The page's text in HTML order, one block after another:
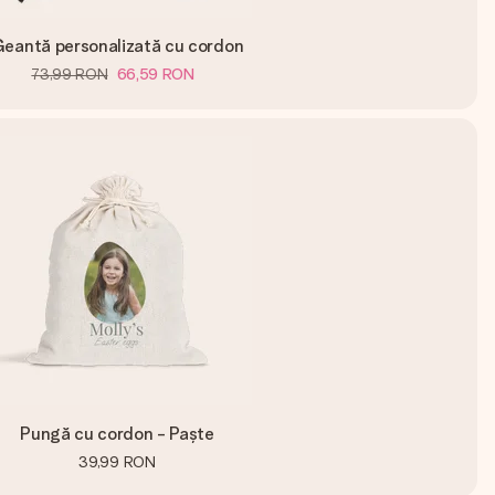
personalizată cu cordon
73,99 RON 66,59 RON
Pungă cu cordon - Paște
39,99 RON